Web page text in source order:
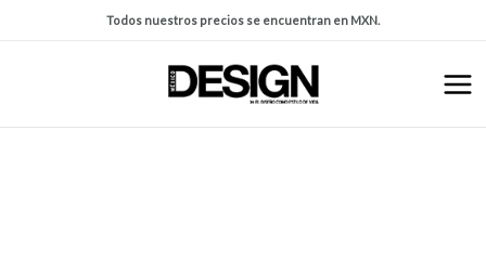
Todos nuestros precios se encuentran en MXN.